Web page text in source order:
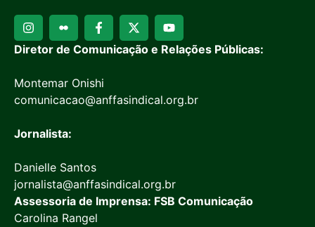
Diretor de Comunicação e Relações Públicas:
Montemar Onishi
comunicacao@anffasindical.org.br
Jornalista:
Danielle Santos
jornalista@anffasindical.org.br
Assessoria de Imprensa: FSB Comunicação
Carolina Rangel